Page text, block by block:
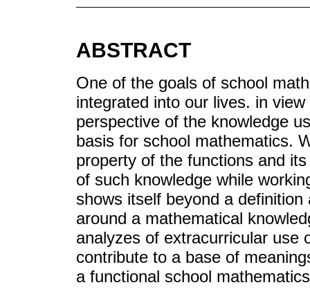
ABSTRACT
One of the goals of school
integrated into our lives. in
perspective of the knowledge
basis for school mathematics.
property of the functions and
of such knowledge while
shows itself beyond a
around a mathematical
analyzes of extracurricular use
contribute to a base of
a functional school